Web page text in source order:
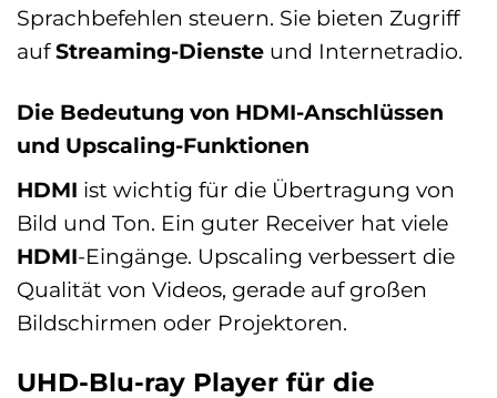
Sprachbefehlen steuern. Sie bieten Zugriff
aufStreaming-Dienste und Internetradio.
Die Bedeutung von HDMI-Anschlüssen
und Upscaling-Funktionen
HDMI ist wichtig für die Übertragung von
Bild und Ton. Ein guter Receiver hat viele
HDMI-Eingänge. Upscaling verbessert die
Qualität von Videos, gerade auf großen
Bildschirmen oder Projektoren.
UHD-Blu-ray Player für die